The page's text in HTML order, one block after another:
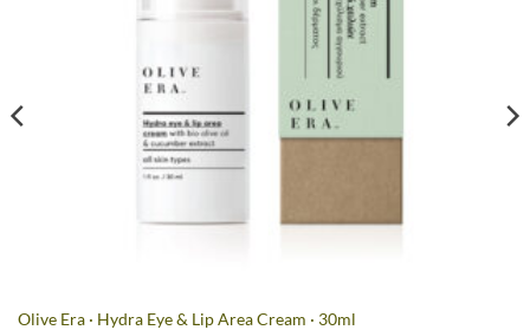
Olive Era · Hydra Eye & Lip Area Cream · 30ml